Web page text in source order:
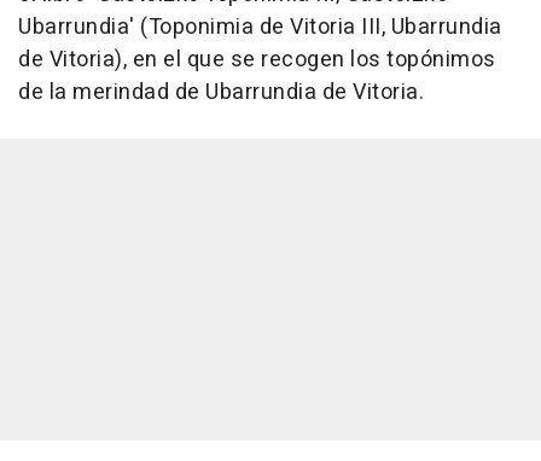
Ubarrundia' (Toponimia de Vitoria III, Ubarrundia
de Vitoria), en el que se recogen los topónimos
de la merindad de Ubarrundia de Vitoria.